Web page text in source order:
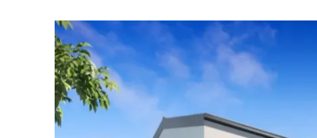
B1) Ne
dès
visite.